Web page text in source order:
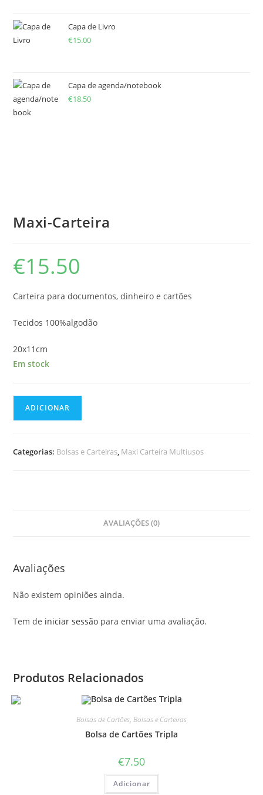
Capa de Livro
€15.00
Capa de agenda/notebook
€18.50
Maxi-Carteira
€15.50
Carteira para documentos, dinheiro e cartões
Tecidos 100%algodão
20x11cm
Em stock
Carteira
ADICIONAR
Categorias: Bolsas e Carteiras, Maxi Carteira Multiusos
AVALIAÇÕES (0)
Avaliações
Não existem opiniões ainda.
Tem de iniciar sessão para enviar uma avaliação.
Produtos Relacionados
Bolsas de Cartões, Bolsas e Carteiras
Bolsa de Cartões Tripla
€7.50
Adicionar